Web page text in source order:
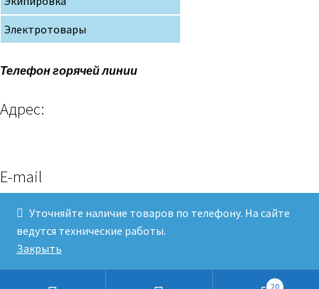
Электротовары
Телефон горячей линии
Адрес:
E-mail
Клев и Рыболов© 2019
20
Уточняйте наличие товаров по телефону. На сайте
ведутся технические работы.
Закрыть